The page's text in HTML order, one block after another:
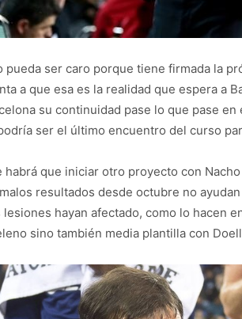
pueda ser caro porque tiene firmada la
a que esa es la realidad que espera a
su continuidad pase lo que pase
ser el último encuentro del curso
habrá que iniciar otro proyecto con
resultados desde octubre no
lesiones hayan afectado, como lo hacen
sino también media plantilla con